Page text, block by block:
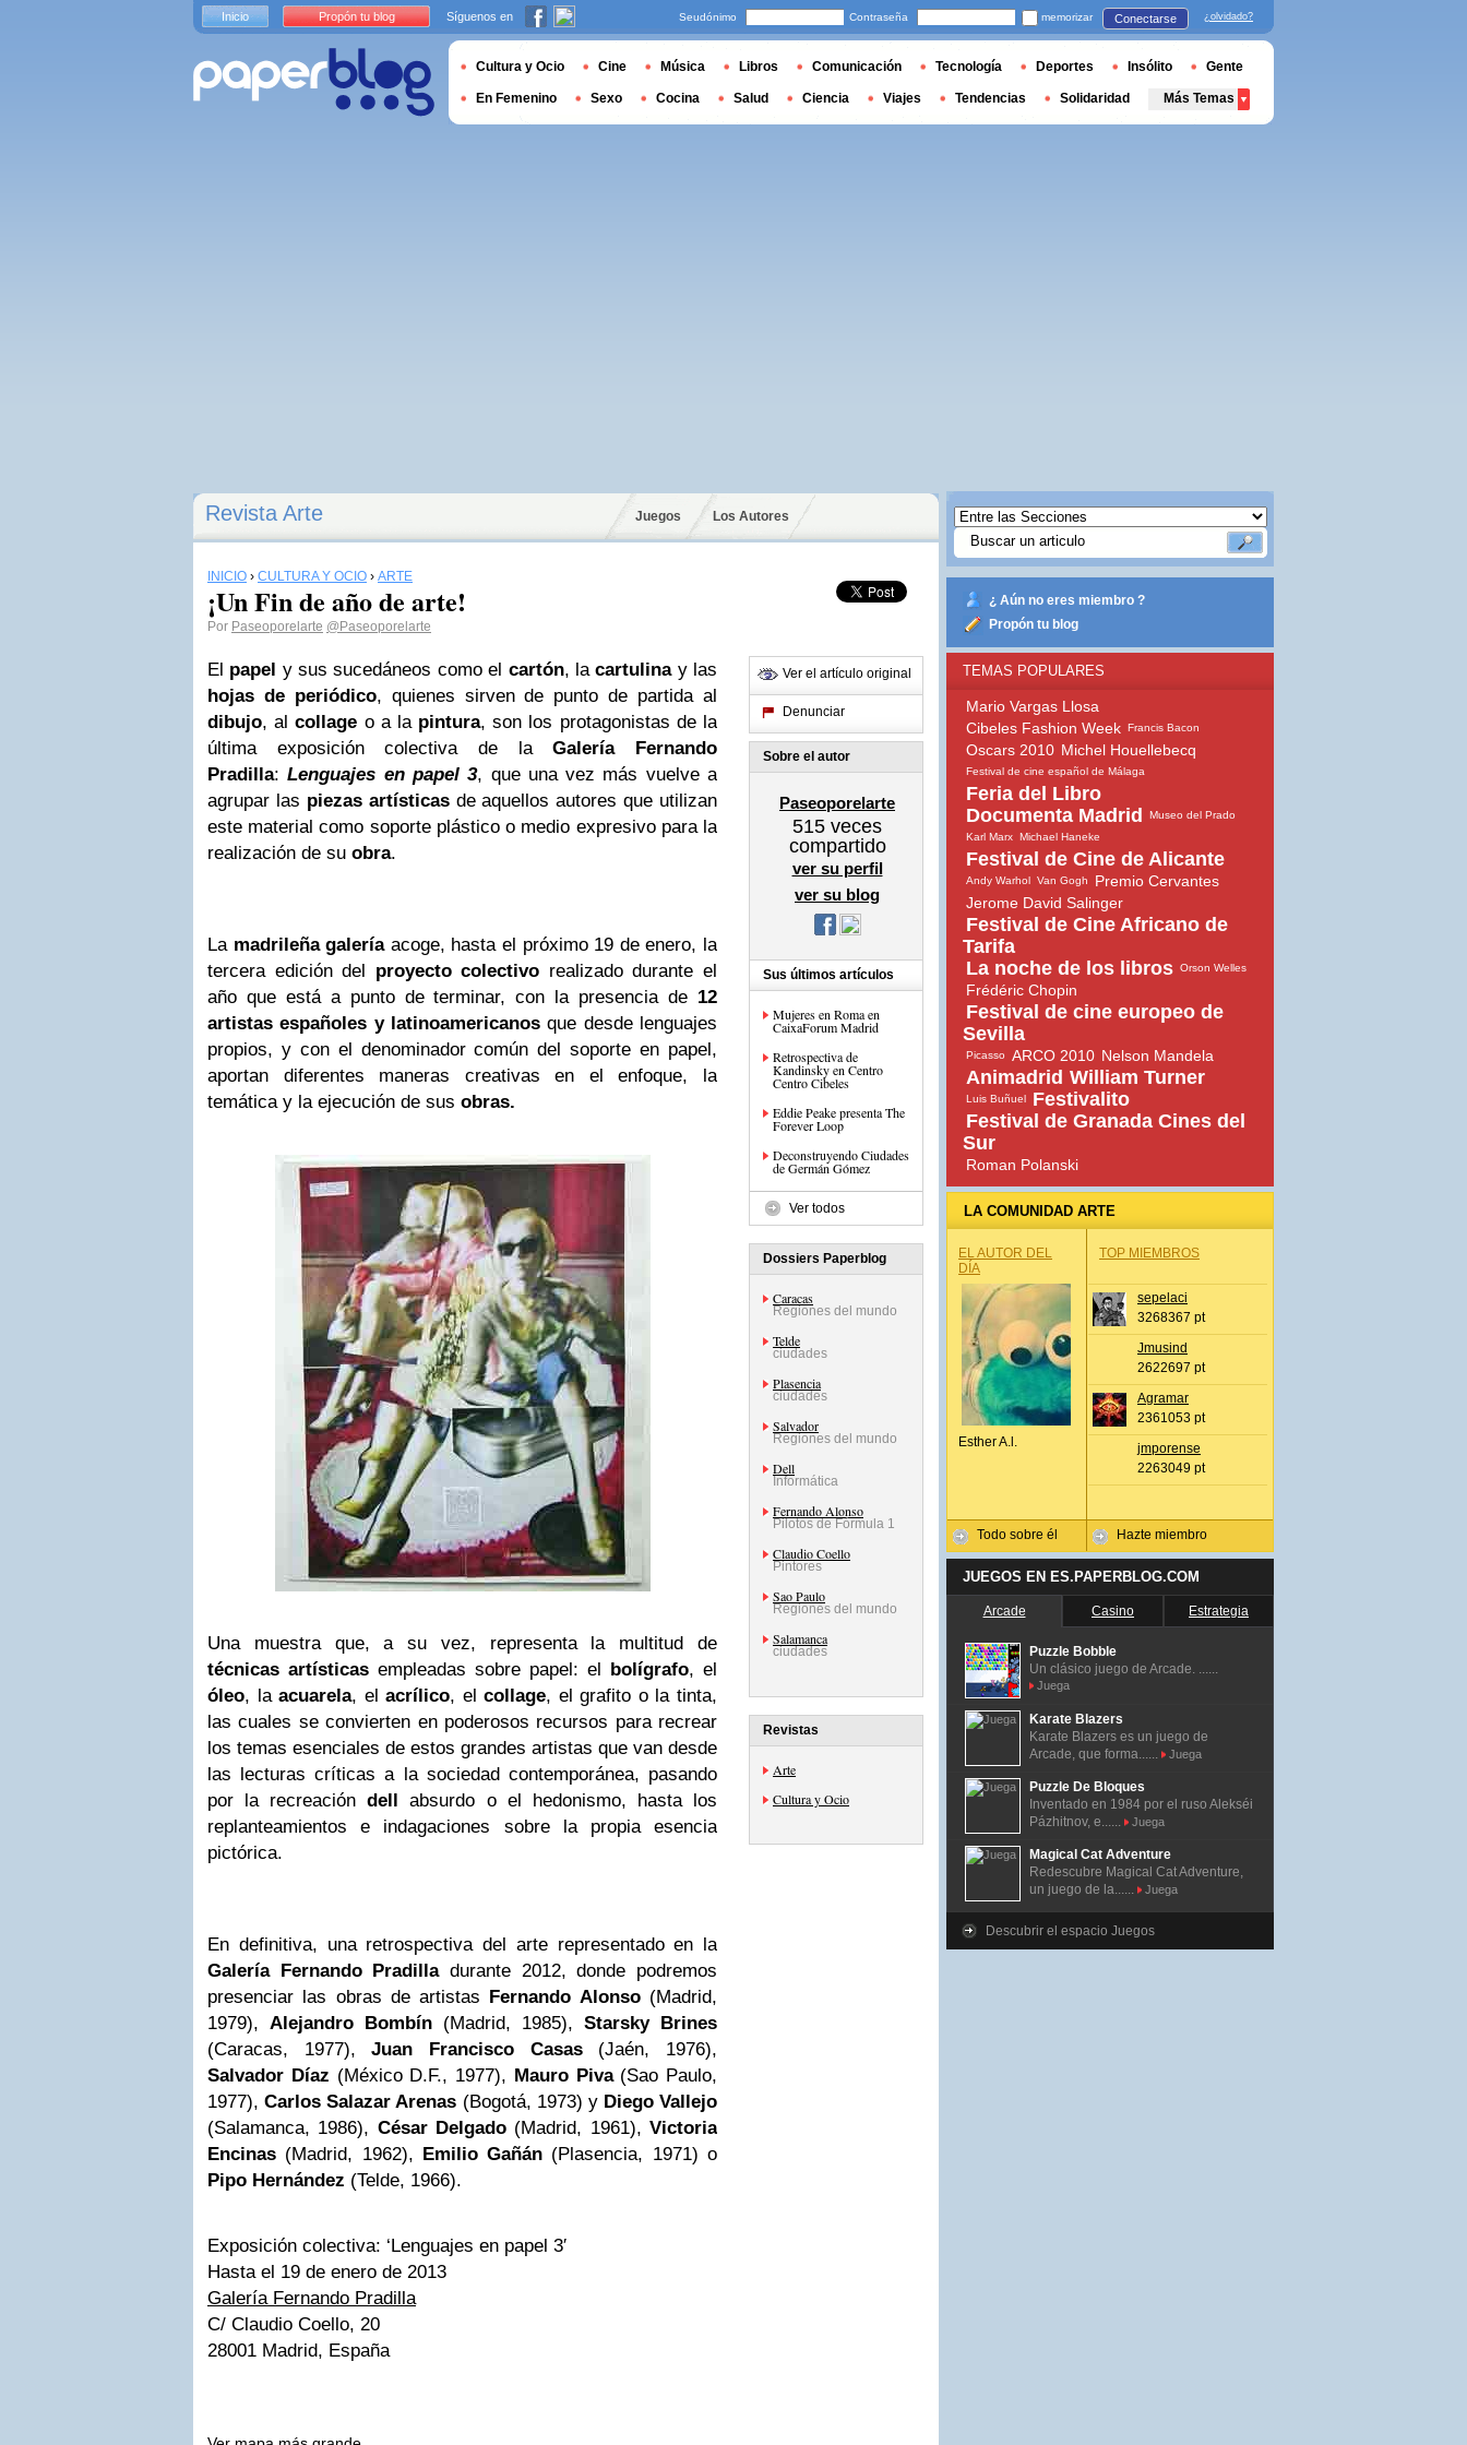
Revista Arte Juegos Los Autores
INICIO › CULTURA Y OCIO › ARTE
¡Un Fin de año de arte!
Por Paseoporelarte @Paseoporelarte
El papel y sus sucedáneos como el cartón, lacartulinay las
hojas de periódico, quienes sirven de punto de partida al
dibujo, alcollage o a la pintura, son los protagonistas de la
última exposición colectiva de laGalería Fernando
Pradilla: Lenguajes en papel 3, que una vez más vuelve a
agrupar las piezas artísticasde aquellos autores que utilizan
este material como soporte plástico o medio expresivo para la
realización de su obra.
La madrileña galeríaacoge, hasta el próximo 19 de enero, la
tercera edición del proyecto colectivo realizado durante el
año que está a punto de terminar, con la presencia de 12
artistas españoles y latinoamericanos que desde lenguajes
propios, y con el denominador común del soporte en papel,
aportan diferentes maneras creativas en el enfoque, la
temática y la ejecución de sus obras.
Una muestra que, a su vez, representa la multitud de
técnicas artísticas empleadas sobre papel: el bolígrafo, el
óleo, laacuarela, elacrílico, elcollage, el grafito o la tinta,
las cuales se convierten en poderosos recursos para recrear
los temas esenciales de estos grandes artistas que van desde
las lecturas críticas a la sociedad contemporánea, pasando
por la recreacióndell absurdo o el hedonismo, hasta los
replanteamientos e indagaciones sobre la propia esencia
pictórica.
En definitiva, una retrospectiva del arte representado en la
Galería Fernando Pradilladurante 2012, donde podremos
presenciar las obras de artistas Fernando Alonso(Madrid,
1979), Alejandro Bombín (Madrid, 1985), Starsky Brines
(Caracas, 1977),Juan Francisco Casas(Jaén, 1976),
Salvador Díaz (México D.F., 1977), Mauro Piva(Sao Paulo,
1977),Carlos Salazar Arenas (Bogotá, 1973) yDiego Vallejo
(Salamanca, 1986), César Delgado (Madrid, 1961),Victoria
Encinas (Madrid, 1962), Emilio Gañán (Plasencia, 1971) o
Pipo Hernández (Telde, 1966).
Exposición colectiva: ‘Lenguajes en papel 3′
Hasta el 19 de enero de 2013
Galería Fernando Pradilla
C/ Claudio Coello, 20
28001 Madrid, España
Ver el artículo original
Denunciar
Sobre el autor
Paseoporelarte
515 veces
compartido
ver su perfil
ver su blog
Sus últimos artículos
Mujeres en Roma en
CaixaForum Madrid
Retrospectiva de
Kandinsky en Centro
Centro Cibeles
Eddie Peake presenta The
Forever Loop
Deconstruyendo Ciudades
de Germán Gómez
Ver todos
Dossiers Paperblog
Caracas
Regiones del mundo
Telde
ciudades
Plasencia
ciudades
Salvador
Regiones del mundo
Dell
Informática
Fernando Alonso
Pilotos de Fórmula 1
Claudio Coello
Pintores
Sao Paulo
Regiones del mundo
Salamanca
ciudades
Revistas
Arte
Cultura y Ocio
¿ Aún no eres miembro ?
Propón tu blog
TEMAS POPULARES
Mario Vargas Llosa
Cibeles Fashion Week Francis Bacon
Oscars 2010 Michel Houellebecq
Festival de cine español de Málaga
Feria del Libro
Documenta Madrid
Museo del Prado
Karl Marx Michael Haneke
Festival de Cine de Alicante
Andy Warhol Van Gogh
Premio Cervantes
Jerome David Salinger
Festival de Cine Africano de
Tarifa
La noche de los libros Orson Welles
Frédéric Chopin
Festival de cine europeo de
Sevilla
Picasso ARCO 2010 Nelson Mandela
Animadrid William Turner
Luis Buñuel
Festivalito
Festival de Granada Cines del
Sur
Roman Polanski
LA COMUNIDAD ARTE
EL AUTOR DEL
DÍA
Esther A.l.
Todo sobre él
TOP MIEMBROS
sepelaci
3268367 pt
Jmusind
2622697 pt
Agramar
2361053 pt
jmporense
2263049 pt
Hazte miembro
JUEGOS EN ES.PAPERBLOG.COM
Arcade Casino Estrategia
Puzzle Bobble
Un clásico juego de Arcade. ......
Juega
Karate Blazers
Karate Blazers es un juego de
Arcade, que forma......
Juega
Puzzle De Bloques
Inventado en 1984 por el ruso Alekséi
Pázhitnov, e......
Juega
Magical Cat Adventure
Redescubre Magical Cat Adventure,
un juego de la......
Juega
Descubrir el espacio Juegos
Inicio Propón tu blog Síguenos en Seudónimo Contraseña memorizar Conectarse ¿olvidado?
Cultura y Ocio Cine Música Libros Comunicación Tecnología Deportes Insólito Gente
En Femenino Sexo Cocina Salud Ciencia Viajes Tendencias Solidaridad Más Temas